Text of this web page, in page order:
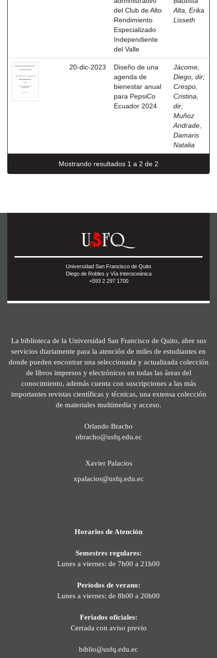
del Club de Alto
Rendimiento
Especializado
Independiente
del Valle
Alta, Erika
Lisseth
20-dic-2023
Diseño de una
agenda de
bienestar anual
para PepsiCo
Ecuador 2024
Jácome,
Diego, dir;
Crespo,
Cristina,
dir;
Muñoz
Andrade,
Damaris
Natalia
Mostrando resultados 1 a 2 de 2
Universidad San Francisco de Quito
Diego de Robles y Vía Interoceánica
+593 2 297 1700
La biblioteca de la Universidad San Francisco de Quito, abre sus
servicios diariamente para la atención de miles de estudiantes en
donde pueden encontrar una seleccionada y actualizada colección
de libros impresos y electrónicos en todas las áreas del
conocimiento, además cuenta con suscripciones a las más
importantes revistas científicas y técnicas, una extensa colección
de materiales multimedia y acceso.
Orlando Bracho
obracho@usfq.edu.ec
Xavier Palacios
xpalacios@usfq.edu.ec
Horarios de Atención
Semestres regulares:
Lunes a viernes: de 7h00 a 21h00
Períodos de verano:
Lunes a viernes: de 8h00 a 20h00
Feriados oficiales:
Cerrada con aviso previo
biblio@usfq.edu.ec